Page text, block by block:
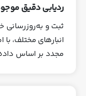
ردیابی دقیق
ثبت و به‌روزرسانی
انبارهای مختلف،
مجدد بر اساس